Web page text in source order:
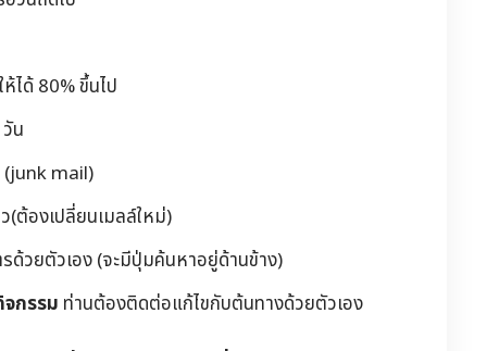
ได้ 80% ขึ้นไป
น
(junk mail)
(ต้องเปลี่ยนเมลล์ใหม่)
ด้วยตัวเอง (จะมีปุ่มค้นหาอยู่ด้านข้าง)
กรรม ท่านต้องติดต่อแก้ไขกับต้นทางด้วยตัวเอง